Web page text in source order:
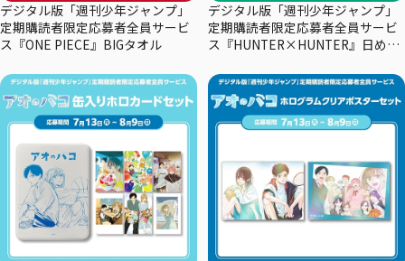
デジタル版「週刊少年ジャンプ」
定期購読者限定応募者全員サービ
ス『ONE PIECE』BIGタオル
デジタル版「週刊少年ジャンプ」
定期購読者限定応募者全員サービ
ス『HUNTER×HUNTER』日めく